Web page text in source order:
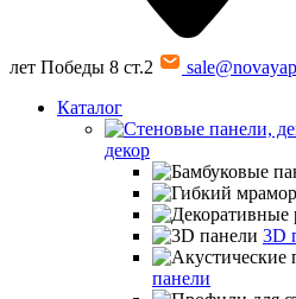
лет Победы 8 ст.2
Каталог
декор
3D
панели